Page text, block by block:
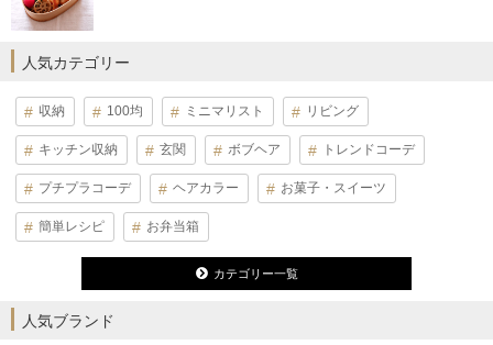
人気カテゴリー
収納 100均 ミニマリスト リビング
キッチン収納 玄関 ボブヘア トレンドコーデ
プチプラコーデ ヘアカラー お菓子・スイーツ
簡単レシピ お弁当箱
カテゴリー一覧
人気ブランド